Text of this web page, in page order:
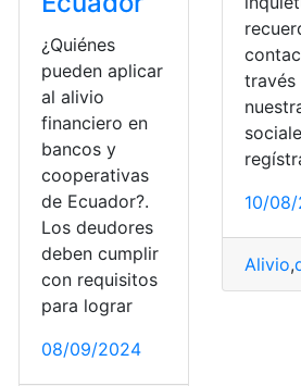
Medidas, solicitar
¿Quiénes
pueden aplicar
al alivio
financiero en
bancos y
cooperativas
de Ecuador?.
Los deudores
deben cumplir
con requisitos
para lograr
08/09/2024
través
10/
Alivio,